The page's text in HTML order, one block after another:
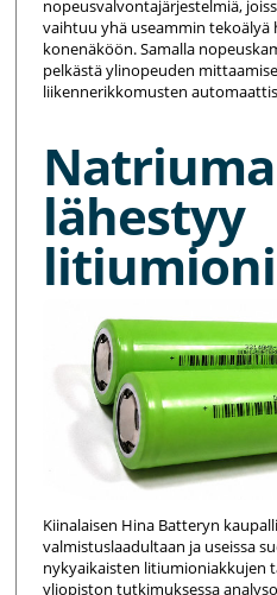
nopeusvalvontajärjestelmiä,
vaihtuu yhä useammin tekoälyä
konenäköön. Samalla
pelkästä ylinopeuden
liikennerikkomusten
lähestyy
Kiinalaisen Hina Batteryn
valmistuslaadultaan ja useissa
nykyaikaisten litiumioniakkujen
yliopiston tutkimuksessa